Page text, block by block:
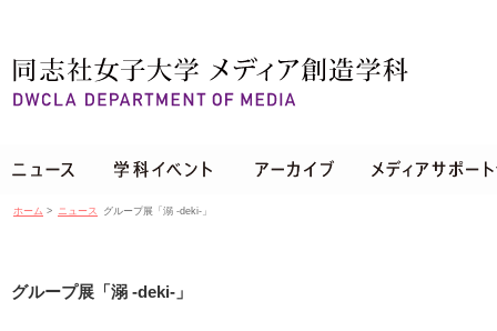
ホーム > ニュース グループ展「溺 -deki-」
グループ展「溺 -deki-」